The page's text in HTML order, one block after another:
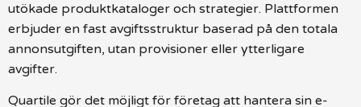
utökade produktkataloger och strategier. Plattformen
erbjuder en fast avgiftsstruktur baserad på den totala
annonsutgiften, utan provisioner eller ytterligare
avgifter.
Quartile gör det möjligt för företag att hantera sin e-